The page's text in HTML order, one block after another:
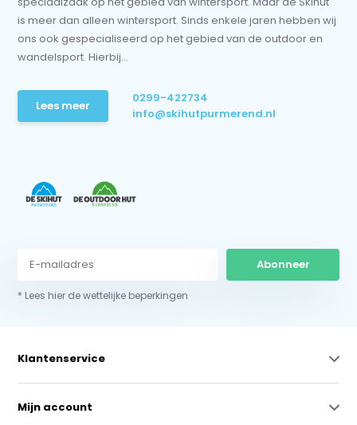
is meer dan alleen wintersport. Sinds enkele jaren hebben wij
ons ook gespecialiseerd op het gebied van de outdoor en
wandelsport. Hierbij...
Lees meer
0299-422734
info@skihutpurmerend.nl
Abonneer
* Lees hier de wettelijke beperkingen
Klantenservice
Mijn account